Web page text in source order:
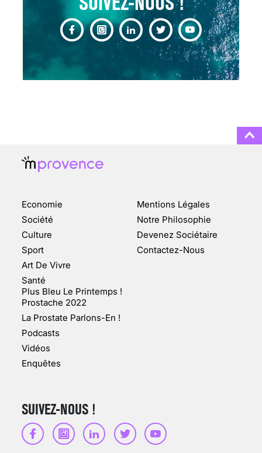
CHANGEMENT DE SEXE :
DES DEMANDES
TOUJOURS PLUS
FAIT SURFACE À
MARSEILLE (1/5)
10 jan 2022
SCANNER, IRM, RADIO,
ÉCHO : DES IMAGES
Economie
Société
Culture
Sport
Art De Vivre
Santé
Plus Bleu Le Printemps !
Prostache 2022
La Prostate Parlons-En !
Podcasts
Vidéos
Enquêtes
Mentions Légales
Notre Philosophie
Devenez Sociétaire
Contactez-Nous
SUIVEZ-NOUS !